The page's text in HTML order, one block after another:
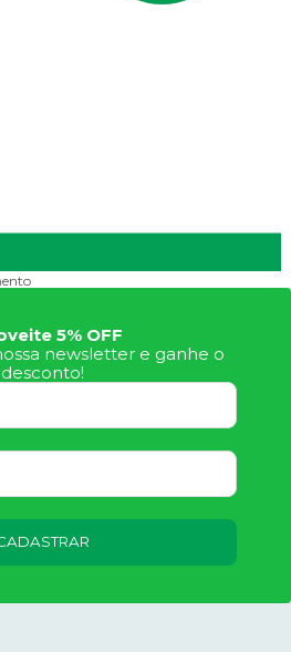
5% OFF
newsletter e ganhe o
desconto!